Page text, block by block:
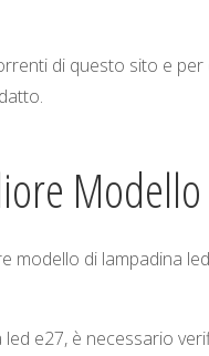
di questo sito e
modello di lampadina
e27, è necessario